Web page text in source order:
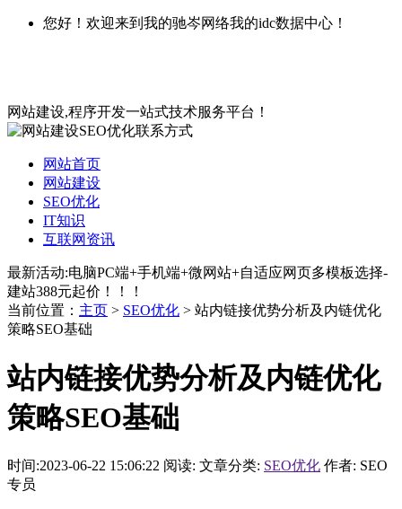
您好！欢迎来到我的驰岑网络我的idc数据中心！
网站建设,程序开发一站式技术服务平台！
网站首页
网站建设
SEO优化
IT知识
互联网资讯
最新活动:电脑PC端+手机端+微网站+自适应网页多模板选择-
建站388元起价！！！
当前位置： 主页 > SEO优化 > 站内链接优势分析及内链优化
策略SEO基础
站内链接优势分析及内链优化
策略SEO基础
时间:2023-06-22 15:06:22 阅读: 文章分类: SEO优化 作者: SEO
专员